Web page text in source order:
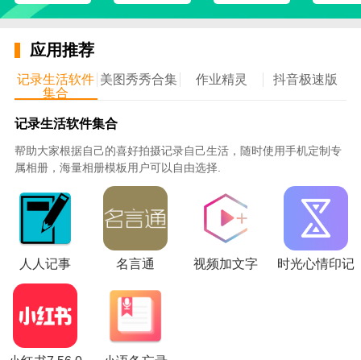
5、精准的推荐书籍，设置了为您推荐专区并在该
6、设置丰富的书籍检索导航专区，其中包括完
结、推荐、都市艳遇以及书写青春等多种专区和窗口；
1、快速点击该软件并等待跳转，观察页面中展示
的内容
2、进入书城查看女生频道栏中的必读窗口，选择
一个窗口打开
3、查看里面的书籍内容，点击打开一本小说查看
详情并开始阅读
4、打开背景切换栏并查看样式，选择一种样式点
击即可成功切换
5、退出阅读界面返回书城，进入推荐专区查看推
荐小说或点击喜欢的标签筛选
应用推荐
记录生活软件
集合
美图秀秀合集 作业精灵 抖音极速版
记录生活软件集合
帮助大家根据自己的喜好拍摄记录自己生活，随时使用手机定制专
属相册，海量相册模板用户可以自由选择.
人人记事 名言通 视频加文字 时光心情印记